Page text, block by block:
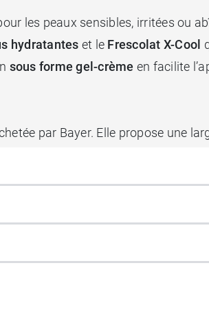
les peaux sensibles, irritées ou
hydratantes et le Frescolat X-Cool
sous forme gel-crème en facilite
par Bayer. Elle propose une
gel Hydralin Gyn ?